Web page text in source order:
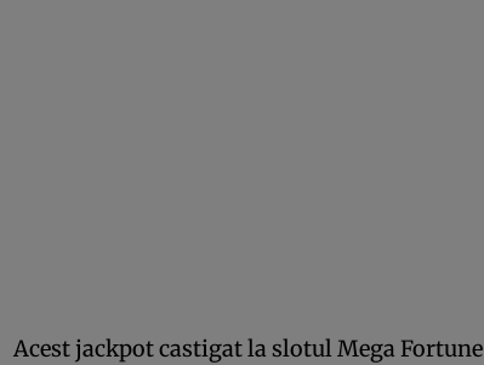
Acest jackpot castigat la slotul Mega